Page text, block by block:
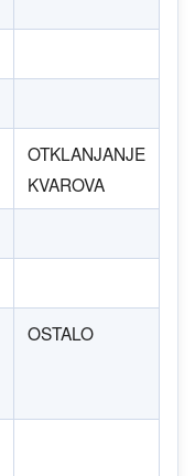
OTKLANJANJE
KVAROVA
OSTALO